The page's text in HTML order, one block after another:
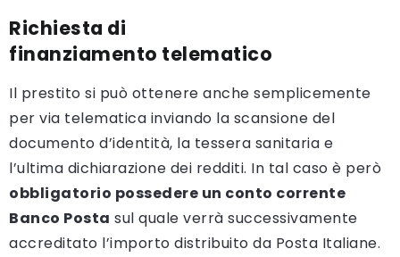
Richiesta di
finanziamento telematico
Il prestito si può ottenere anche semplicemente
per via telematica inviando la scansione del
documento d’identità, la tessera sanitaria e
l’ultima dichiarazione dei redditi. In tal caso è però
obbligatorio possedere un conto corrente
Banco Posta sul quale verrà successivamente
accreditato l’importo distribuito da Posta Italiane.